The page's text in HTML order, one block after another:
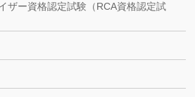
ザー資格認定試験（RCA資格認定試